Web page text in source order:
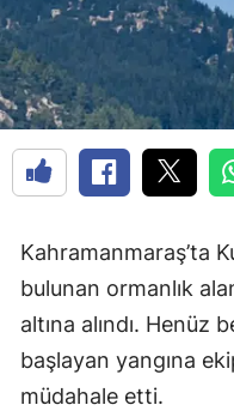
Kahramanmaraş’ta
bulunan ormanlık
altına alındı. Henüz
başlayan yangına
müdahale etti.